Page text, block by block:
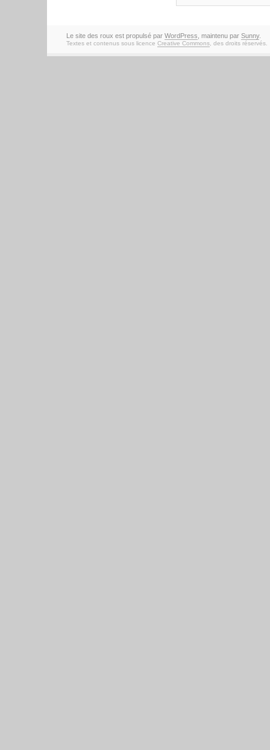
Le site des roux est propulsé par WordPress , maintenu par Sunny.
Textes et contenus sous licence Creative Commons, des droits réservés.